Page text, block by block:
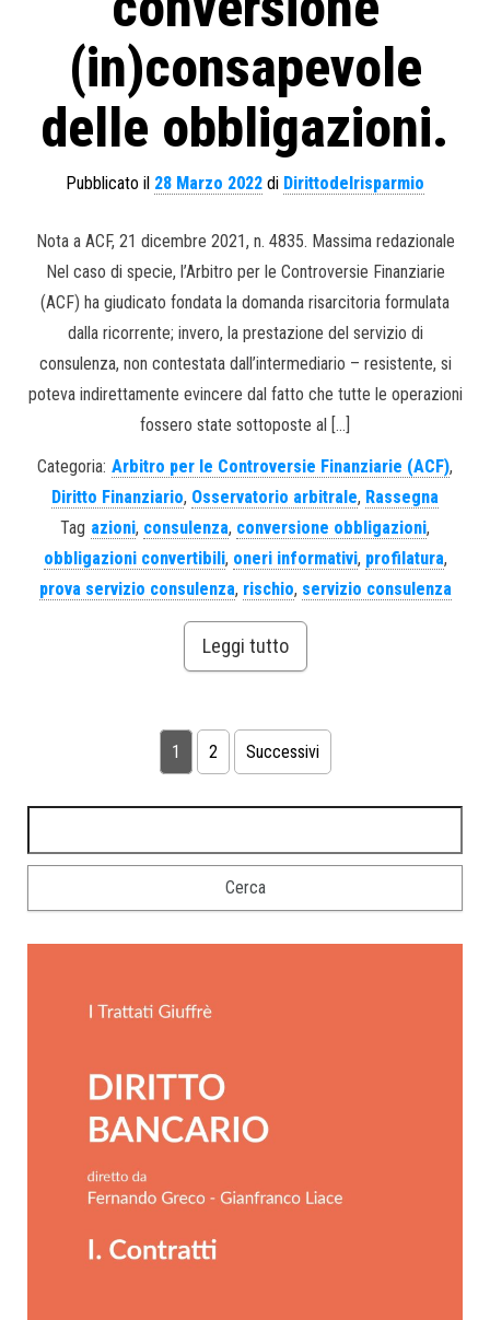
(in)consapevole
delle obbligazioni.
Pubblicato il 28 Marzo 2022 di Dirittodelrisparmio
Nota a ACF, 21 dicembre 2021, n. 4835. Massima redazionale
Nel caso di specie, l’Arbitro per le Controversie Finanziarie
(ACF) ha giudicato fondata la domanda risarcitoria formulata
dalla ricorrente; invero, la prestazione del servizio di
consulenza, non contestata dall’intermediario – resistente, si
poteva indirettamente evincere dal fatto che tutte le operazioni
fossero state sottoposte al […]
Categoria: Arbitro per le Controversie Finanziarie (ACF),
Diritto Finanziario, Osservatorio arbitrale, Rassegna
Tag azioni, consulenza, conversione obbligazioni,
obbligazioni convertibili, oneri informativi, profilatura,
prova servizio consulenza, rischio, servizio consulenza
Leggi tutto
1 2 Successivi